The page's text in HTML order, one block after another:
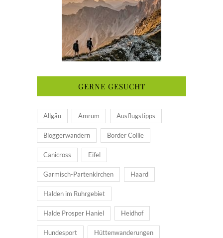
GERNE GESUCHT
Allgäu Amrum Ausflugstipps
Bloggerwandern Border Collie
Canicross Eifel
Garmisch-Partenkirchen Haard
Halden im Ruhrgebiet
Halde Prosper Haniel Heidhof
Hundesport Hüttenwanderungen